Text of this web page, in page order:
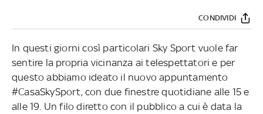
CONDIVIDI
In questi giorni così particolari Sky Sport vuole far
sentire la propria vicinanza ai telespettatori e per
questo abbiamo ideato il nuovo appuntamento
#CasaSkySport, con due finestre quotidiane alle 15 e
alle 19. Un filo diretto con il pubblico a cui è data la